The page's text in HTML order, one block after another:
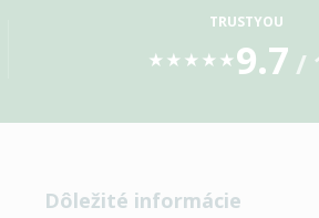
TRUSTYOU
★ ★ ★ ★ ★ 9.7 /
Dôležité informácie